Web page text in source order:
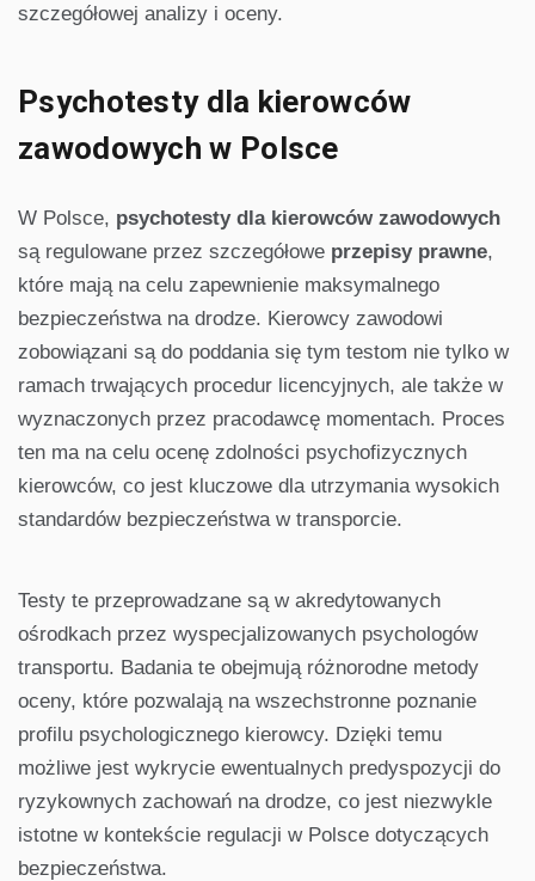
szczegółowej analizy i oceny.
Psychotesty dla kierowców
zawodowych w Polsce
W Polsce, psychotesty dla kierowców zawodowych
są regulowane przez szczegółowe przepisy prawne,
które mają na celu zapewnienie maksymalnego
bezpieczeństwa na drodze. Kierowcy zawodowi
zobowiązani są do poddania się tym testom nie tylko w
ramach trwających procedur licencyjnych, ale także w
wyznaczonych przez pracodawcę momentach. Proces
ten ma na celu ocenę zdolności psychofizycznych
kierowców, co jest kluczowe dla utrzymania wysokich
standardów bezpieczeństwa w transporcie.
Testy te przeprowadzane są w akredytowanych
ośrodkach przez wyspecjalizowanych psychologów
transportu. Badania te obejmują różnorodne metody
oceny, które pozwalają na wszechstronne poznanie
profilu psychologicznego kierowcy. Dzięki temu
możliwe jest wykrycie ewentualnych predyspozycji do
ryzykownych zachowań na drodze, co jest niezwykle
istotne w kontekście regulacji w Polsce dotyczących
bezpieczeństwa.